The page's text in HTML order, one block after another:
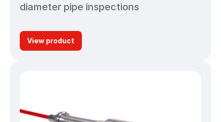
diameter pipe inspections
View product